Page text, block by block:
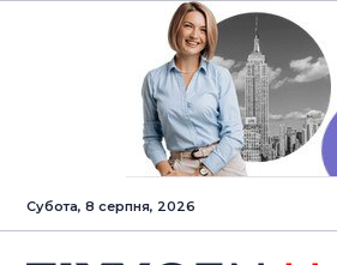
Субота, 8 серпня, 2026